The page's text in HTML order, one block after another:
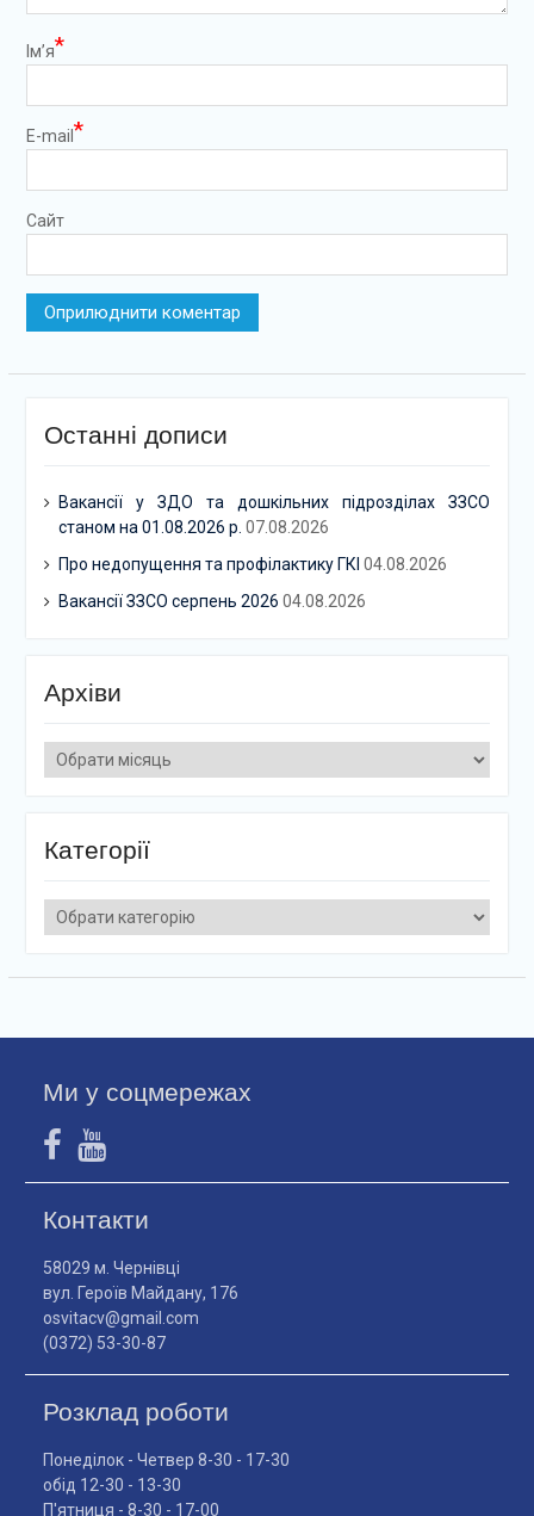
Ім’я*
E-mail *
Сайт
Останні дописи
Вакансії у ЗДО та дошкільних підрозділах ЗЗСО
станом на 01.08.2026 р. 07.08.2026
Про недопущення та профілактику ГКІ 04.08.2026
Вакансії ЗЗСО серпень 2026 04.08.2026
Архіви
Архіви
Категорії
Категорії
Ми у соцмережах
Контакти
58029 м. Чернівці
вул. Героїв Майдану, 176
osvitacv@gmail.com
(0372) 53-30-87
Розклад роботи
Понеділок - Четвер 8-30 - 17-30
обід 12-30 - 13-30
П'ятниця - 8-30 - 17-00